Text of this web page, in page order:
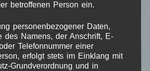
IN DEN WARENKORB
ANGEBOT!
ANGEBOT!
betroffenen Person ein.
personenbezogener Daten,
des Namens, der Anschrift, E-
Telefonnummer einer
erfolgt stets im Einklang mit
Grundverordnung und in